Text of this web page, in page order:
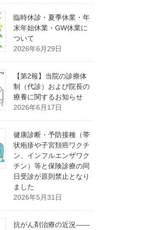
臨時休診・夏季休業・年
末年始休業・GW休業に
ついて
2026年6月29日
【第2報】当院の診療体
制（代診）および院長の
療養に関するお知らせ
2026年6月17日
健康診断・予防接種（帯
状疱疹や子宮頚癌ワクチ
ン、インフルエンザワク
チン）等と保険診療の同
日受診が原則禁止となり
ました
2026年5月31日
抗がん剤治療の近況――